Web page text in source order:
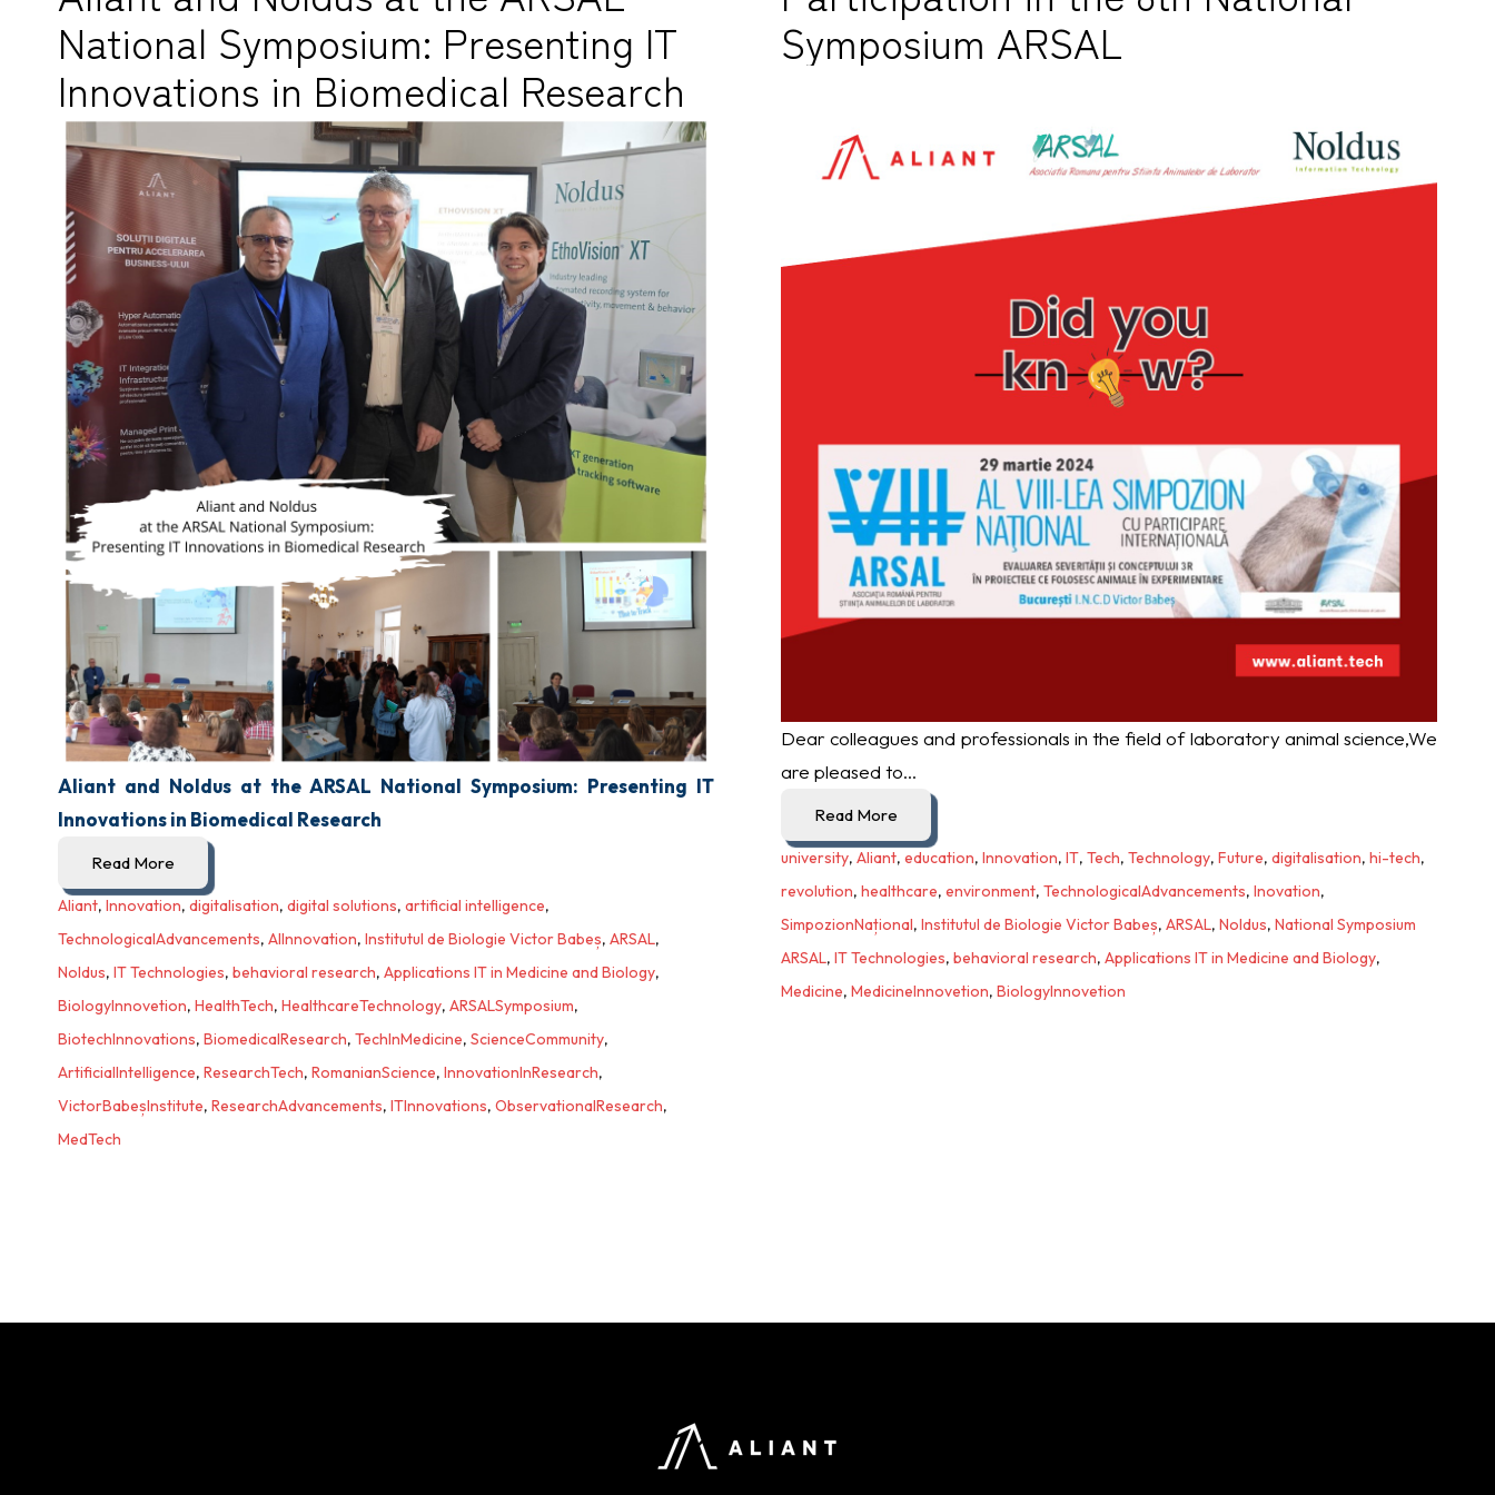
National Symposium: Presenting IT
Innovations in Biomedical Research
Aliant and Noldus at the ARSAL National Symposium: Presenting IT
Innovations in Biomedical Research
Read More
Aliant, Innovation, digitalisation, digital solutions, artificial intelligence,
TechnologicalAdvancements, AIInnovation, Institutul de Biologie Victor Babeș, ARSAL,
Noldus, IT Technologies, behavioral research, Applications IT in Medicine and Biology,
BiologyInnovetion, HealthTech, HealthcareTechnology, ARSALSymposium,
BiotechInnovations, BiomedicalResearch, TechInMedicine, ScienceCommunity,
ArtificialIntelligence, ResearchTech, RomanianScience, InnovationInResearch,
VictorBabeșInstitute, ResearchAdvancements, ITInnovations, ObservationalResearch,
MedTech
Symposium ARSAL
Dear colleagues and professionals in the field of laboratory animal science,We
are pleased to...
Read More
university, Aliant, education, Innovation, IT, Tech, Technology, Future, digitalisation, hi-tech,
revolution, healthcare, environment, TechnologicalAdvancements, Inovation,
SimpozionNațional, Institutul de Biologie Victor Babeș, ARSAL, Noldus, National Symposium
ARSAL, IT Technologies, behavioral research, Applications IT in Medicine and Biology,
Medicine, MedicineInnovetion, BiologyInnovetion